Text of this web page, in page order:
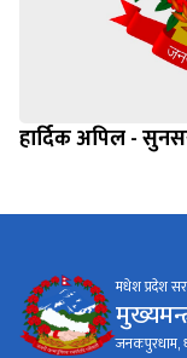
हार्दिक अपिल -
मधेश प्रदेश
जनकपुरधाम,